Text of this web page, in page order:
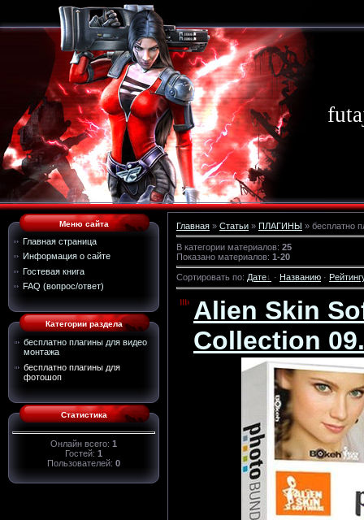
Меню сайта
Главная страница
Информация о сайте
Гостевая книга
FAQ (вопрос/ответ)
Категории раздела
бесплатно плагины для видео
монтажа
бесплатно плагины для
фотошоп
Статистика
Онлайн всего: 1
Гостей: 1
Пользователей: 0
Главная » Статьи » ПЛАГИНЫ » бесплатно
В категории материалов: 25
Показано материалов: 1-20
Сортировать по: Дате · Названию ·
Alien Skin
Collection